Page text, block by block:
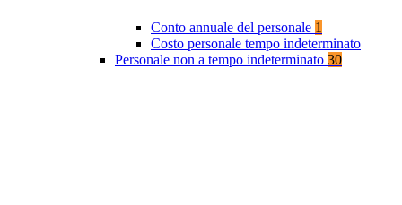
Conto annuale del personale 1
Costo personale tempo indeterminato
Personale non a tempo indeterminato 30